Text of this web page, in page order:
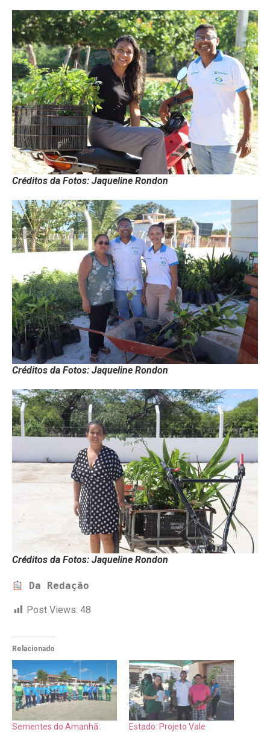
Créditos da Fotos: Jaqueline Rondon
Créditos da Fotos: Jaqueline Rondon
Créditos da Fotos: Jaqueline Rondon
Da Redação
Post Views: 48
Relacionado
Sementes do Amanhã: Estado: Projeto Vale